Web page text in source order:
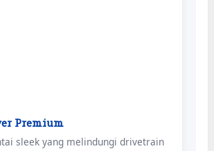
Premium
sleek yang melindungi drivetrain